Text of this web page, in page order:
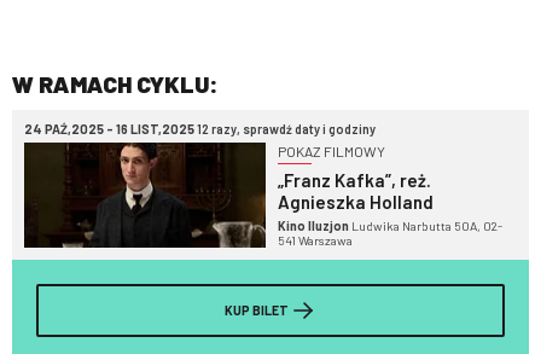
W RAMACH CYKLU:
24 PAŹ,2025 - 16 LIST,202512 razy, sprawdź daty i godziny
POKAZ FILMOWY
„Franz Kafka”, reż.
Agnieszka Holland
Kino Iluzjon Ludwika Narbutta 50A, 02-
541 Warszawa
KUP BILET